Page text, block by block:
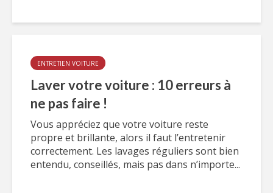
ENTRETIEN VOITURE
Laver votre voiture : 10 erreurs à
ne pas faire !
Vous appréciez que votre voiture reste
propre et brillante, alors il faut l’entretenir
correctement. Les lavages réguliers sont bien
entendu, conseillés, mais pas dans n’importe...